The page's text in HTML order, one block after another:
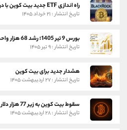
راه اندازی ETF جدید بیت کوین با درآمد ماهانه
تاریخ انتشار : ۲۱ خرداد ۱۴۰۵
تاریخ انتشار : ۹ تیر ۱۴۰۵
هشدار جدید برای بیت کوین
تاریخ انتشار : ۲۷ اردیبهشت ۱۴۰۵
سقوط بیت کوین به زیر 77 هزار دلار
تاریخ انتشار : ۲۸ اردیبهشت ۱۴۰۵